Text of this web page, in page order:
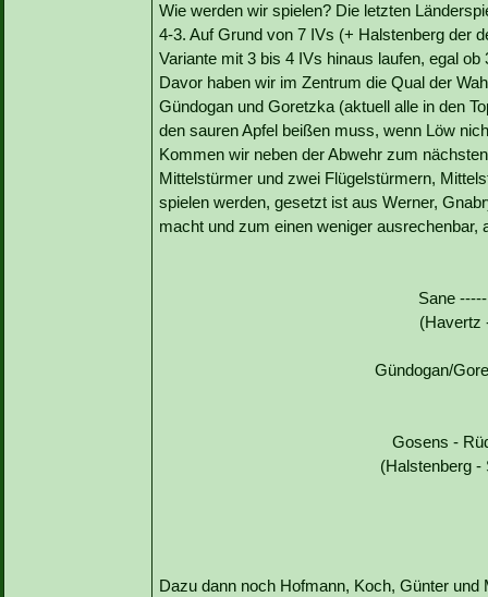
Wie werden wir spielen? Die letzten
4-3. Auf Grund von 7 IVs (+ Halstenberg der
Variante mit 3 bis 4 IVs hinaus laufen, egal ob
Davor haben wir im Zentrum die Qual der
Gündogan und Goretzka (aktuell alle in den
den sauren Apfel beißen muss, wenn Löw
Kommen wir neben der Abwehr zum
Mittelstürmer und zwei Flügelstürmern,
spielen werden, gesetzt ist aus Werner,
macht und zum einen weniger ausrechenbar,
Sane
(Havertz
Gündogan/
Gosens -
(Halstenberg -
Dazu dann noch Hofmann, Koch, Günter und